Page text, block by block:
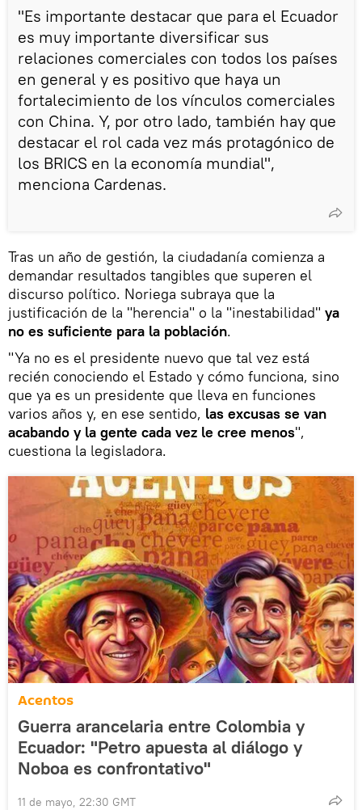
"Es importante destacar que para el Ecuador
es muy importante diversificar sus
relaciones comerciales con todos los países
en general y es positivo que haya un
fortalecimiento de los vínculos comerciales
con China. Y, por otro lado, también hay que
destacar el rol cada vez más protagónico de
los BRICS en la economía mundial",
menciona Cardenas.
Tras un año de gestión, la ciudadanía comienza a
demandar resultados tangibles que superen el
discurso político. Noriega subraya que la
justificación de la "herencia" o la "inestabilidad" ya
no es suficiente para la población.
"Ya no es el presidente nuevo que tal vez está
recién conociendo el Estado y cómo funciona, sino
que ya es un presidente que lleva en funciones
varios años y, en ese sentido, las excusas se van
acabando y la gente cada vez le cree menos",
cuestiona la legisladora.
Acentos
Guerra arancelaria entre Colombia y
Ecuador: "Petro apuesta al diálogo y
Noboa es confrontativo"
11 de mayo, 22:30 GMT